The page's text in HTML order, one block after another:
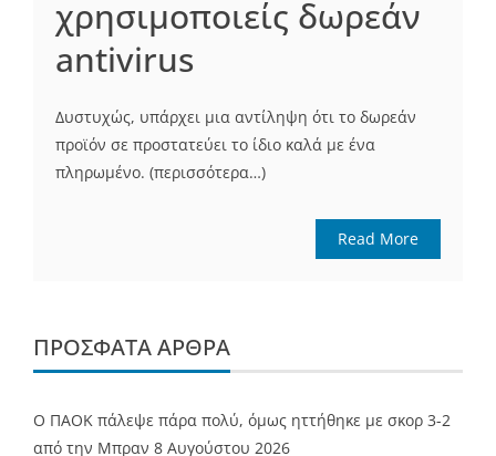
χρησιμοποιείς δωρεάν
antivirus
Δυστυχώς, υπάρχει μια αντίληψη ότι το δωρεάν
προϊόν σε προστατεύει το ίδιο καλά με ένα
πληρωμένο. (περισσότερα…)
Read More
ΠΡΌΣΦΑΤΑ ΆΡΘΡΑ
Ο ΠΑΟΚ πάλεψε πάρα πολύ, όμως ηττήθηκε με σκορ 3-2
από την Μπραν 8 Αυγούστου 2026